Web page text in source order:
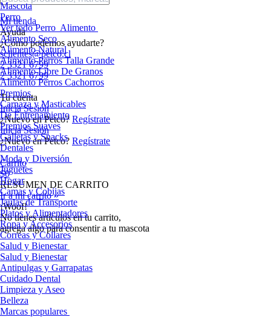
Mi tienda
Ayuda
¿Cómo podemos ayudarte?
sclientes@petco.cl
2 3321 6799
2 3321 6799
Tu cuenta
Inicia Sesión
¿Nuevo en Petco? Regístrate
Inicia Sesión
¿Nuevo en Petco? Regístrate
Carrito
$0
RESUMEN DE CARRITO
Ir a mi carrito »
¡Woof!
No tíenes artículos en tu carrito,
agrega algo para consentir a tu mascota
Mascota
Perro
Ver todo Perro Alimento
Alimento Seco
Alimento Natural
Alimento Perros Talla Grande
Alimento Libre De Granos
Alimento Perros Cachorros
Premios
Carnaza y Masticables
De Entrenamiento
Premios Suaves
Galletas y Snacks
Dentales
Moda y Diversión
Juguetes
Hogar
Camas y Cobijas
Jaulas de Transporte
Platos y Alimentadores
Ropa y Accesorios
Correas y Collares
Salud y Bienestar
Salud y Bienestar
Antipulgas y Garrapatas
Cuidado Dental
Limpieza y Aseo
Belleza
Marcas populares